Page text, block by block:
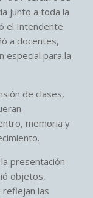
junto a toda la
el Intendente
a docentes,
especial para la
de clases,
memoria y
presentación
objetos,
las